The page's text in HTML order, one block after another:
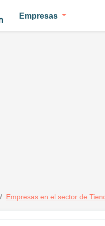
Empresas
Empresas en el sector de